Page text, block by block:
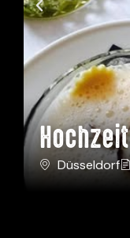
Hochzeit
Düsseldorf